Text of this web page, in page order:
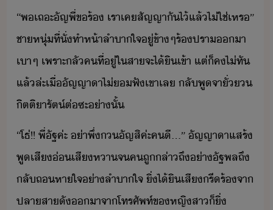
“​พ​เถะ​ัญ​พี่​ขร้​ ​เรา​เค​สัญญา​ั​ไ้​แล้​ไ่ใช่​เหร​”​
​ชาหุ่​ที่ั่​ทำ​ห้า​ลำาใจ​ู่​ข้าๆ​ร้​ปรา​า​
เา​ๆ​ ​เพราะ​ลั​คที​่​ู่​ใ​สา​จะ​ไ้ิ​เข้า​ ​แต่​็​ค​ไ่ทั​
แล้​ล่ะ​เื่​ัญญา​า​ไ่​ฟั​เขา​เล​ ​ลั​พูจา​ั่​
ิตติา​รัต์​ต่​ซะ​่าั้
“​โธ่​!​!​ ​พี่​ัฐ​ค่ะ​ ​่า​พึ่​​ัญ​สิค​่ะ​คี​...​”​ ​ัญญา​า​แสร้​
พูเสี​​่​เสีหา​จ​ค​ถู​ล่าถึ​่า​ัฐพล​ถึ​
ลั​ถหาใจ​่าลำา​ใจ​ ​ิ่​ไ้ิ​เสี​รีร้​จา​
ปลา​สา​ั​า​จา​โทรศัพท์​ข​หญิสา​็​ิ่​